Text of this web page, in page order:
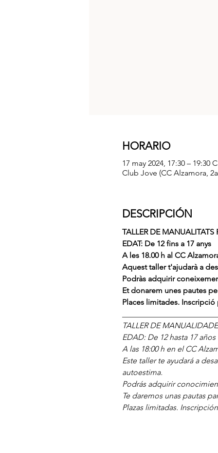
HORARIO
17 may 2024, 17:30 – 19:30
Club Jove (CC Alzamora,
DESCRIPCIÓN
TALLER DE MANUALITATS
EDAT: De 12 fins a 17 anys
A les 18.00 h al CC
Aquest taller t'ajudarà a
Podràs adquirir
Et donarem unes pautes
Places limitades. Inscripció
TALLER DE
EDAD: De 12 hasta 17 años
A las 18:00 h en el CC
Este taller te ayudará a
autoestima.
Podrás adquirir
Te daremos unas pautas
Plazas limitadas.